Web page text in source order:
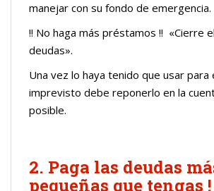
manejar con su fondo de emergencia.
!! No haga más préstamos !! «Cierre
deudas».
Una vez lo haya tenido que usar para
imprevisto debe reponerlo en la
posible.
2. Paga las deudas
pequeñas que tengas